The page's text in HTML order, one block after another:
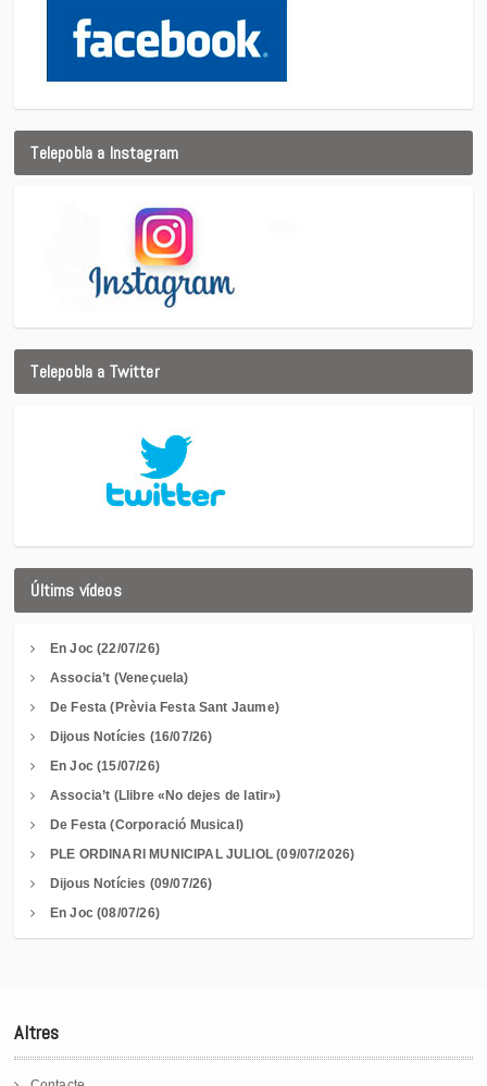
Telepobla a Instagram
Telepobla a Twitter
Últims vídeos
En Joc (22/07/26)
Associa’t (Veneçuela)
De Festa (Prèvia Festa Sant Jaume)
Dijous Notícies (16/07/26)
En Joc (15/07/26)
Associa’t (Llibre «No dejes de latir»)
De Festa (Corporació Musical)
PLE ORDINARI MUNICIPAL JULIOL (09/07/2026)
Dijous Notícies (09/07/26)
En Joc (08/07/26)
Altres